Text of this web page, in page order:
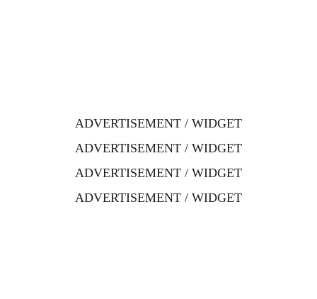
ADVERTISEMENT / WIDGET
ADVERTISEMENT / WIDGET
ADVERTISEMENT / WIDGET
ADVERTISEMENT / WIDGET